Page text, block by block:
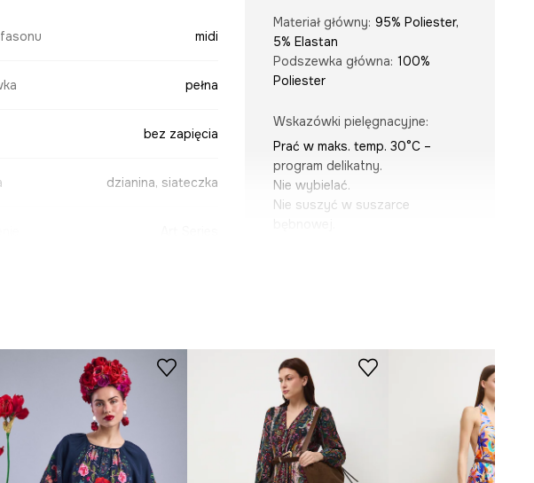
midi
pełna
bez zapięcia
dzianina, siateczka
Tattoo Art by Tuan
Nguyen
RS26-SUDC50-MLD
Materiał główny: 95% Poliester,
5% Elastan
Podszewka główna: 100%
Poliester
Wskazówki pielęgnacyjne:
Prać w maks. temp. 30°C –
program delikatny.
Nie wybielać.
Nie suszyć w suszarce
Dekolt
Rękaw:
Krój modelu
dopasowana